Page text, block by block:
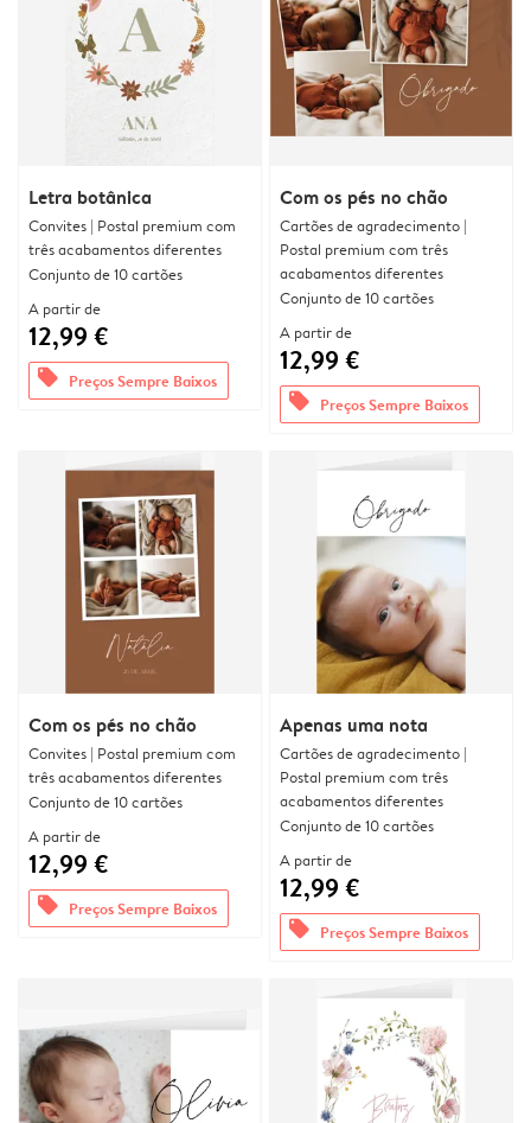
Letra botânica
Convites | Postal premium com
três acabamentos diferentes
Conjunto de 10 cartões
A partir de
12,99 €
offers Preços Sempre Baixos
Com os pés no chão
Cartões de agradecimento |
Postal premium com três
acabamentos diferentes
Conjunto de 10 cartões
A partir de
12,99 €
offers Preços Sempre Baixos
Com os pés no chão
Convites | Postal premium com
três acabamentos diferentes
Conjunto de 10 cartões
A partir de
12,99 €
offers Preços Sempre Baixos
Apenas uma nota
Cartões de agradecimento |
Postal premium com três
acabamentos diferentes
Conjunto de 10 cartões
A partir de
12,99 €
offers Preços Sempre Baixos